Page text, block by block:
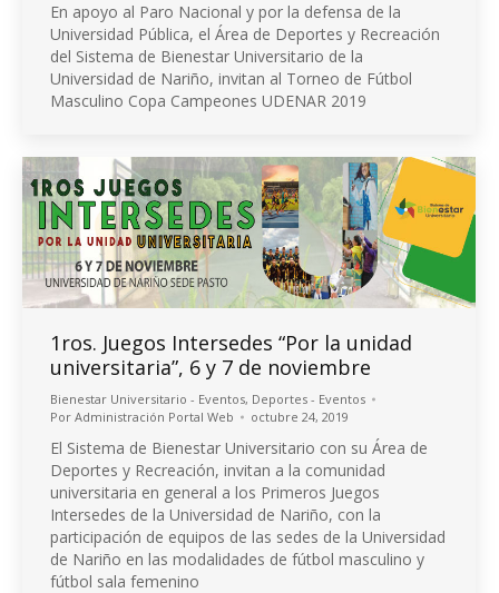
En apoyo al Paro Nacional y por la defensa de la
Universidad Pública, el Área de Deportes y Recreación
del Sistema de Bienestar Universitario de la
Universidad de Nariño, invitan al Torneo de Fútbol
Masculino Copa Campeones UDENAR 2019
1ros. Juegos Intersedes “Por la unidad
universitaria”, 6 y 7 de noviembre
Bienestar Universitario - Eventos, Deportes - Eventos
Por Administración Portal Web octubre 24, 2019
El Sistema de Bienestar Universitario con su Área de
Deportes y Recreación, invitan a la comunidad
universitaria en general a los Primeros Juegos
Intersedes de la Universidad de Nariño, con la
participación de equipos de las sedes de la Universidad
de Nariño en las modalidades de fútbol masculino y
fútbol sala femenino